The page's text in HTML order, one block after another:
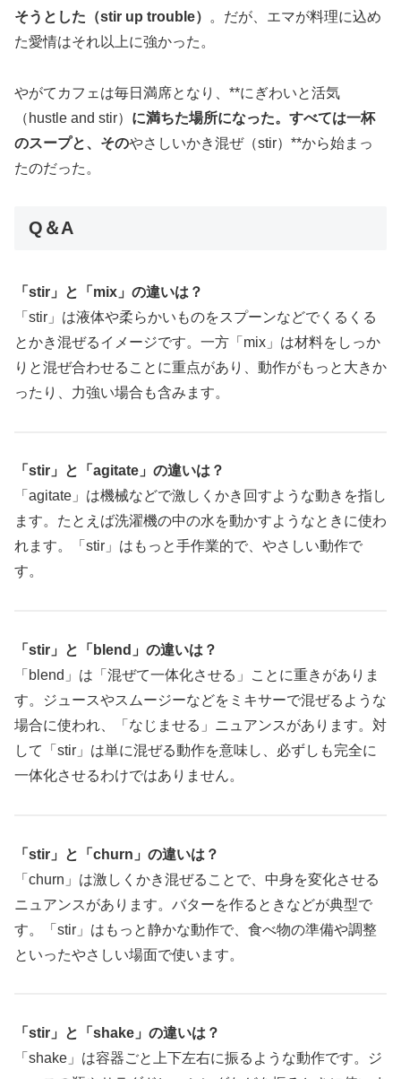
そうとした（stir up trouble）
。だが、エマが料理に込め
た愛情はそれ以上に強かった。
やがてカフェは毎日満席となり、**にぎわいと活気
（hustle and stir） に満ちた場所になった。すべては一杯
のスープと、そのやさしいかき混ぜ（stir）**から始まっ
たのだった。
Q＆A
「stir」と「mix」の違いは？
「stir」は液体や柔らかいものをスプーンなどでくるくる
とかき混ぜるイメージです。一方「mix」は材料をしっか
りと混ぜ合わせることに重点があり、動作がもっと大きか
ったり、力強い場合も含みます。
「stir」と「agitate」の違いは？
「agitate」は機械などで激しくかき回すような動きを指し
ます。たとえば洗濯機の中の水を動かすようなときに使わ
れます。「stir」はもっと手作業的で、やさしい動作で
す。
「stir」と「blend」の違いは？
「blend」は「混ぜて一体化させる」ことに重きがありま
す。ジュースやスムージーなどをミキサーで混ぜるような
場合に使われ、「なじませる」ニュアンスがあります。対
して「stir」は単に混ぜる動作を意味し、必ずしも完全に
一体化させるわけではありません。
「stir」と「churn」の違いは？
「churn」は激しくかき混ぜることで、中身を変化させる
ニュアンスがあります。バターを作るときなどが典型で
す。「stir」はもっと静かな動作で、食べ物の準備や調整
といったやさしい場面で使います。
「stir」と「shake」の違いは？
「shake」は容器ごと上下左右に振るような動作です。ジ